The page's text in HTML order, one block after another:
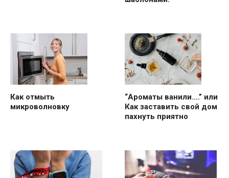
Как отмыть
микроволновку
“Ароматы ванили….” или
Как заставить свой дом
пахнуть приятно